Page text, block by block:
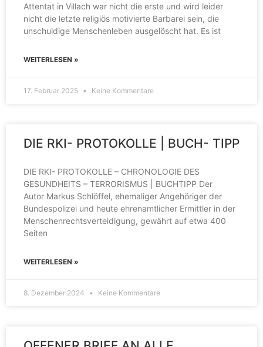
Attentat in Villach war nicht die erste und wird leider
nicht die letzte religiös motivierte Barbarei sein, die
unschuldige Menschenleben ausgelöscht hat. Es ist
WEITERLESEN »
17. Februar 2025 Keine Kommentare
DIE RKI- PROTOKOLLE | BUCH- TIPP
DIE RKI- PROTOKOLLE – CHRONOLOGIE DES
GESUNDHEITS – TERRORISMUS | BUCHTIPP Der
Autor Markus Schlöffel, ehemaliger Angehöriger der
Bundespolizei und heute ehrenamtlicher Ermittler in der
Menschenrechtsverteidigung, gewährt auf etwa 400
Seiten
WEITERLESEN »
8. Dezember 2024 Keine Kommentare